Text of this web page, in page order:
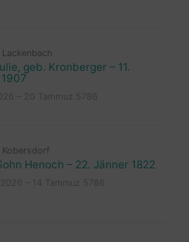
geb. Kronberger – 11.
Kobersdorf
Henoch – 22. Jänner 1822